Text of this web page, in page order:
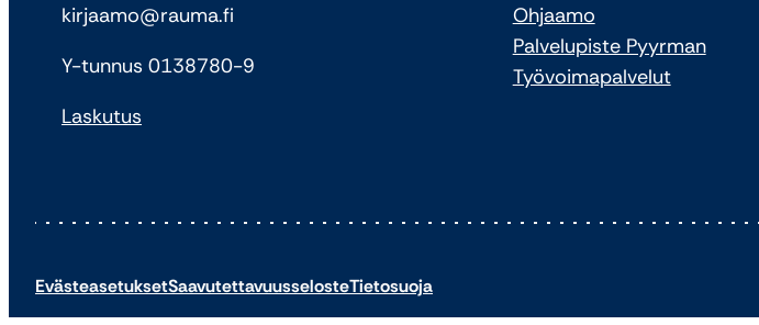
kirjaamo@rauma.fi
Y-tunnus 0138780-9
Laskutus
Ohjaamo
Palvelupiste Pyyrman
Työvoimapalvelut
EvästeasetuksetSaavutettavuusselosteTietosuoja